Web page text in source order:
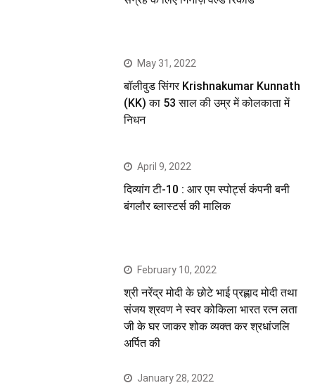
May 31, 2022
बॉलीवुड सिंगर Krishnakumar Kunnath
(KK) का 53 साल की उम्र में कोलकाता में
निधन
April 9, 2022
दिव्यांग टी-10 : आर एम स्पोर्ट्स कंपनी बनी
बंगलौर ब्लास्टर्स की मालिक
February 10, 2022
श्री नरेंद्र मोदी के छोटे भाई प्रह्लाद मोदी तथा
संजय श्रवण ने स्वर कोकिला भारत रत्न लता
जी के घर जाकर शोक व्यक्त कर श्रधांजलि
अर्पित की
January 28, 2022